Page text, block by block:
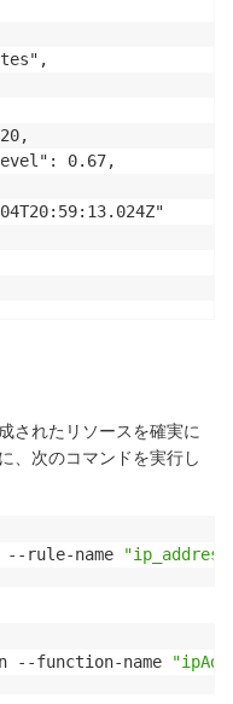
0.67,
されたリソースを確実に
、次のコマンドを実行し
rule-name
--function-name